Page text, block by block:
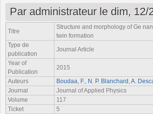
Par administrateurle dim, 12/
Titre
Structure and morphology of Ge
twin formation
Type de
publication
Journal Article
Year of
Publication
2015
Auteurs
Boudaa, F. N. P. Blanchard A.
Journal
Journal of Applied Physics
Volume
117
Ticket
5